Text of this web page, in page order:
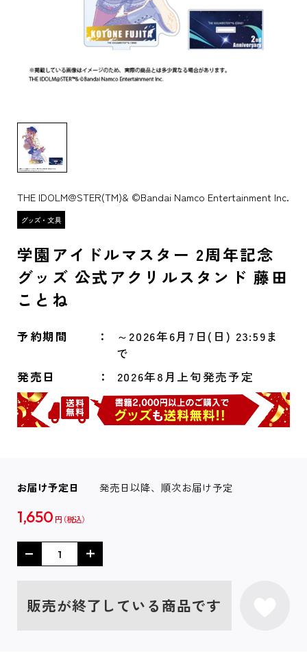
THE IDOLM@STER(TM)& ©Bandai Namco Entertainment Inc.
学園アイドルマスター 2周年記念
グッズ 公式アクリルスタンド 藤田
ことね
予約期間
～2026年6月7日(日) 23:59ま
で
発売日
2026年8月上旬発売予定
お届け予定日 発売日以降、順次お届け予定
1,650 円
販売が終了している商品です